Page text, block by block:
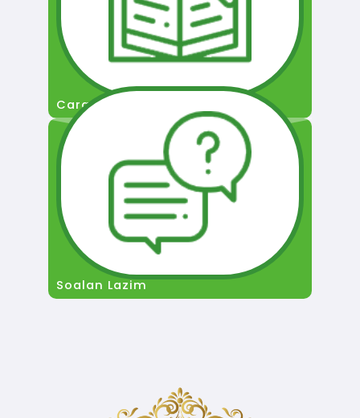
Cara Permohonan
Soalan Lazim